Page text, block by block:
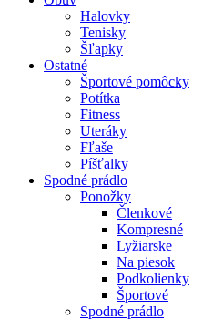
Halovky
Tenisky
Šľapky
Ostatné
Športové pomôcky
Potítka
Fitness
Uteráky
Fľaše
Píšťalky
Spodné prádlo
Ponožky
Členkové
Kompresné
Lyžiarske
Na piesok
Podkolienky
Športové
Spodné prádlo